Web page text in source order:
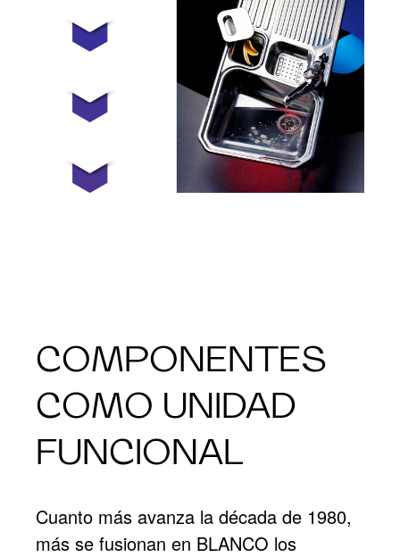
COMPONENTES
COMO UNIDAD
FUNCIONAL
Cuanto más avanza la década de 1980,
más se fusionan en BLANCO los